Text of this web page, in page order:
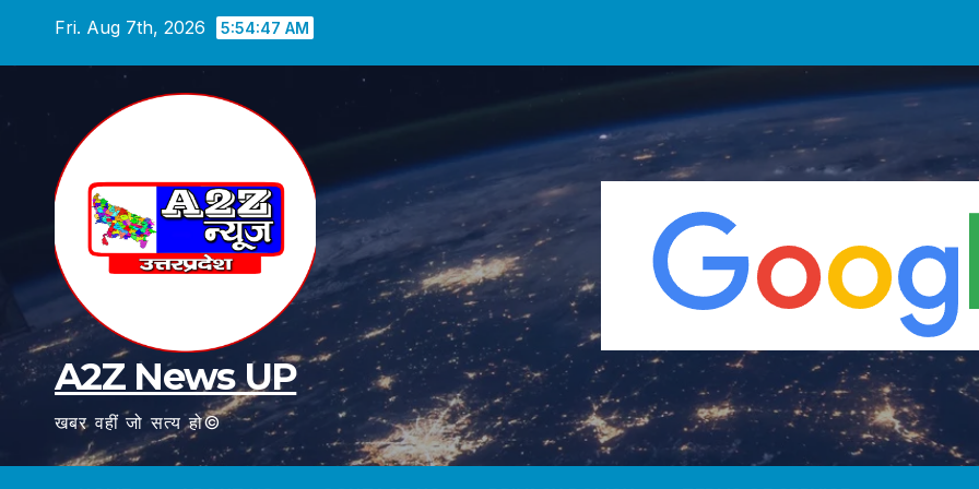
Fri. Aug 7th, 2026 5:54:48 AM
A2Z News UP
खबर वहीं जो सत्य हो©